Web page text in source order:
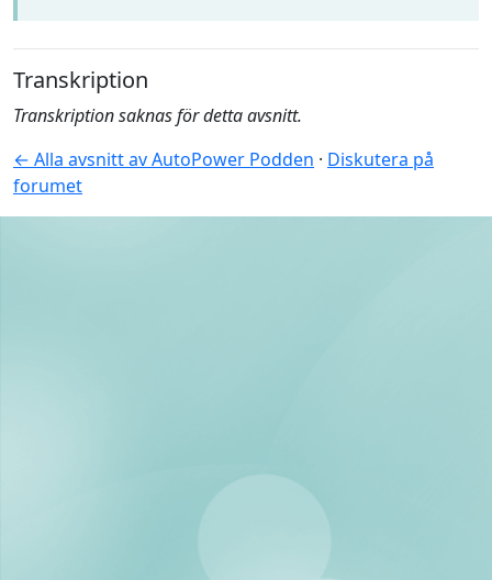
Transkription
Transkription saknas för detta avsnitt.
← Alla avsnitt av AutoPower Podden · Diskutera på
forumet